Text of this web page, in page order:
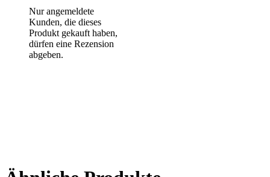
Nur angemeldete
Kunden, die dieses
Produkt gekauft haben,
dürfen eine Rezension
abgeben.